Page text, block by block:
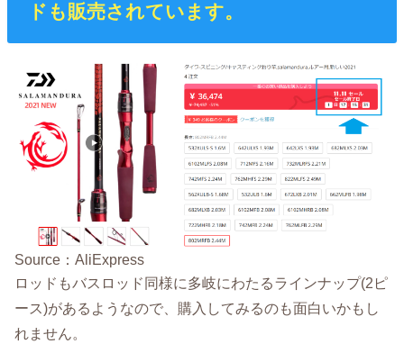
ドも販売されています。
Source：AliExpress
ロッドもバスロッド同様に多岐にわたるラインナップ(2ピ
ース)があるようなので、購入してみるのも面白いかもし
れません。